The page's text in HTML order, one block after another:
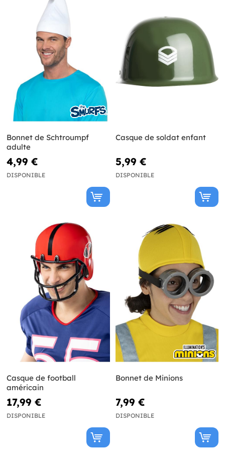
Bonnet de Schtroumpf
adulte
4,99 €
DISPONIBLE
Casque de soldat enfant
5,99 €
DISPONIBLE
Casque de football
américain
17,99 €
DISPONIBLE
Bonnet de Minions
7,99 €
DISPONIBLE